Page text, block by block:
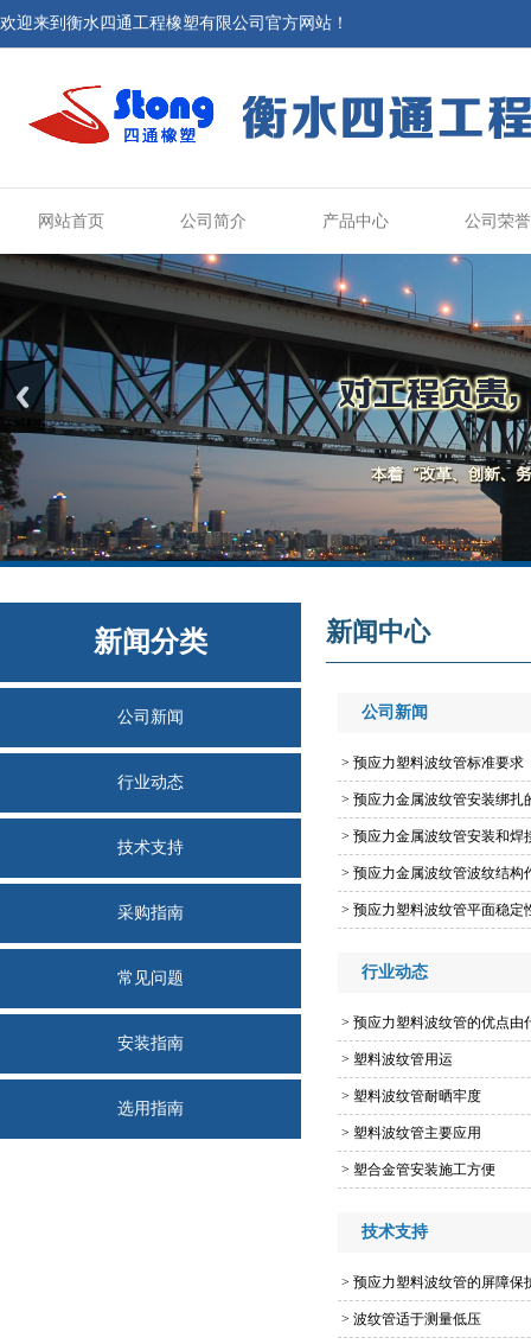
欢迎来到衡水四通工程橡塑有限公司官方网站！
网站首页 公司简介 产品中心 公司荣誉
新闻分类
公司新闻
行业动态
技术支持
采购指南
常见问题
安装指南
选用指南
新闻中心
公司新闻
> 预应力塑料波纹管标准要求
> 预应力金属波纹管安装绑扎
> 预应力金属波纹管安装和焊
> 预应力金属波纹管波纹结构
> 预应力塑料波纹管平面稳定
行业动态
> 预应力塑料波纹管的优点由
> 塑料波纹管用运
> 塑料波纹管耐晒牢度
> 塑料波纹管主要应用
> 塑合金管安装施工方便
技术支持
> 预应力塑料波纹管的屏障保
> 波纹管适于测量低压